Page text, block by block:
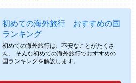
初めての海外旅行 おすすめの国
ランキング
初めての海外旅行は、不安なことがたくさ
ん。 そんな初めての海外旅行でおすすめの
国ランキングを解説します。